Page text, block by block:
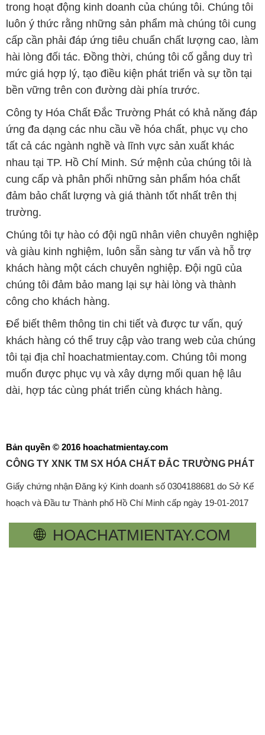
trong hoạt động kinh doanh của chúng tôi. Chúng tôi
luôn ý thức rằng những sản phẩm mà chúng tôi cung
cấp cần phải đáp ứng tiêu chuẩn chất lượng cao, làm
hài lòng đối tác. Đồng thời, chúng tôi cố gắng duy trì
mức giá hợp lý, tạo điều kiện phát triển và sự tồn tại
bền vững trên con đường dài phía trước.
Công ty Hóa Chất Đắc Trường Phát có khả năng đáp
ứng đa dạng các nhu cầu về hóa chất, phục vụ cho
tất cả các ngành nghề và lĩnh vực sản xuất khác
nhau tại TP. Hồ Chí Minh. Sứ mệnh của chúng tôi là
cung cấp và phân phối những sản phẩm hóa chất
đảm bảo chất lượng và giá thành tốt nhất trên thị
trường.
Chúng tôi tự hào có đội ngũ nhân viên chuyên nghiệp
và giàu kinh nghiệm, luôn sẵn sàng tư vấn và hỗ trợ
khách hàng một cách chuyên nghiệp. Đội ngũ của
chúng tôi đảm bảo mang lại sự hài lòng và thành
công cho khách hàng.
Để biết thêm thông tin chi tiết và được tư vấn, quý
khách hàng có thể truy cập vào trang web của chúng
tôi tại địa chỉ hoachatmientay.com. Chúng tôi mong
muốn được phục vụ và xây dựng mối quan hệ lâu
dài, hợp tác cùng phát triển cùng khách hàng.
Bản quyền © 2016 hoachatmientay.com
CÔNG TY XNK TM SX HÓA CHẤT ĐẮC TRƯỜNG PHÁT
Giấy chứng nhận Đăng ký Kinh doanh số 0304188681 do Sở Kế
hoạch và Đầu tư Thành phố Hồ Chí Minh cấp ngày 19-01-2017
🌐 HOACHATMIENTAY.COM